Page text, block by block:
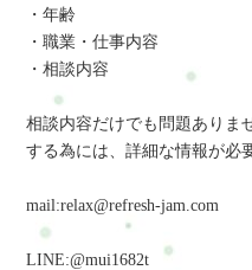
・年齢
・職業・仕事内容
・相談内容
相談内容だけでも問題ありま
する為には、詳細な情報が必
mail:relax@refresh-jam.com
LINE:@mui1682t